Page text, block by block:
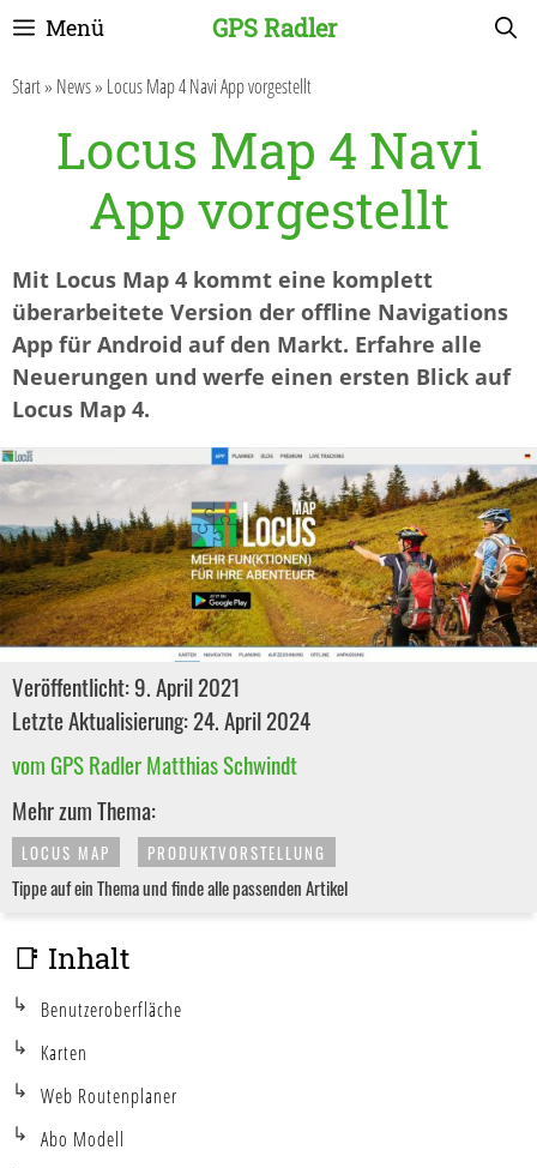
Zum
springen
GPS Radler
Menü
Start» News» Locus Map 4 Navi App vorgestellt
Locus Map 4 Navi
App vorgestellt
Mit Locus Map 4 kommt eine komplett
überarbeitete Version der offline Navigations
App für Android auf den Markt. Erfahre alle
Neuerungen und werfe einen ersten Blick auf
Locus Map 4.
Veröffentlicht: 9. April 2021
Letzte Aktualisierung: 24. April 2024
vom GPS Radler Matthias Schwindt
Mehr zum Thema:
LOCUS MAP PRODUKTVORSTELLUNG
Tippe auf ein Thema und finde alle passenden Artikel
📑 Inhalt
Benutzeroberfläche
Karten
Web Routenplaner
Abo Modell